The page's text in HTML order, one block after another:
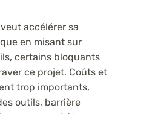
accélérer sa
en misant sur
certains bloquants
ce projet. Coûts et
trop importants,
outils, barrière